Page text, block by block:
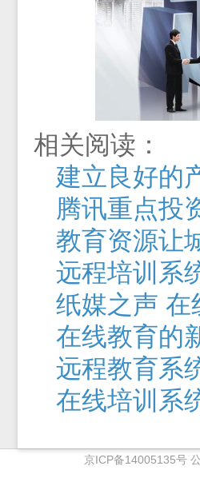
相关阅读：
建立良好的
腾讯重点投
教育资源让
远程培训系
纸媒之声 在
在线教育的
远程教育系
在线培训系
京ICP备14005135号